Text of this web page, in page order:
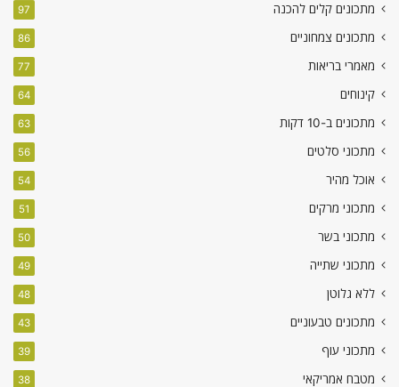
מתכונים קלים להכנה 97
מתכונים צמחוניים 86
מאמרי בריאות 77
קינוחים 64
מתכונים ב-10 דקות 63
מתכוני סלטים 56
אוכל מהיר 54
מתכוני מרקים 51
מתכוני בשר 50
מתכוני שתייה 49
ללא גלוטן 48
מתכונים טבעוניים 43
מתכוני עוף 39
מטבח אמריקאי 38